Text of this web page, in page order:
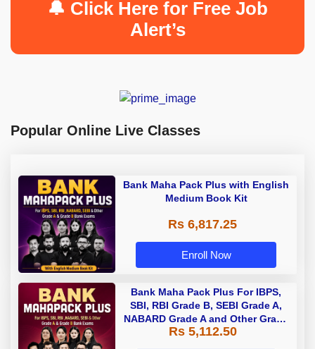
🔔 Click Here for Free Job
Alert’s
Popular Online Live Classes
Bank Maha Pack Plus with English
Medium Book Kit
Rs 6,817.25
Enroll Now
Bank Maha Pack Plus For IBPS,
SBI, RBI Grade B, SEBI Grade A,
NABARD Grade A and Other Grade
A & Grade B Bank Exams
Rs 5,112.50